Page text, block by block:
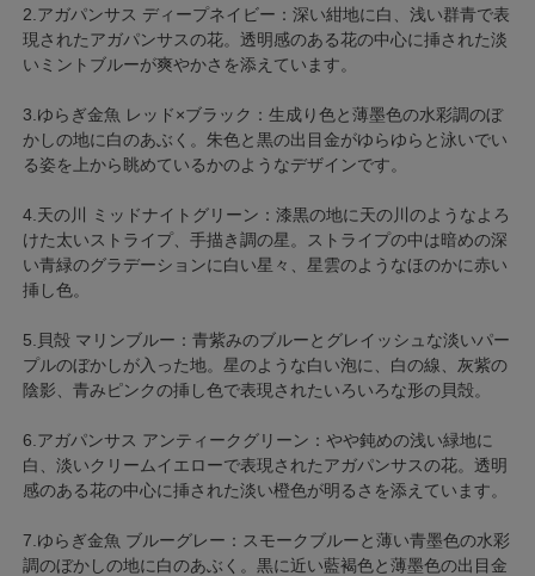
2.アガパンサス ディープネイビー：深い紺地に白、浅い群青で表
現されたアガパンサスの花。透明感のある花の中心に挿された淡
いミントブルーが爽やかさを添えています。
3.ゆらぎ金魚 レッド×ブラック：生成り色と薄墨色の水彩調のぼ
かしの地に白のあぶく。朱色と黒の出目金がゆらゆらと泳いでい
る姿を上から眺めているかのようなデザインです。
4.天の川 ミッドナイトグリーン：漆黒の地に天の川のようなよろ
けた太いストライプ、手描き調の星。ストライプの中は暗めの深
い青緑のグラデーションに白い星々、星雲のようなほのかに赤い
挿し色。
5.貝殻 マリンブルー：青紫みのブルーとグレイッシュな淡いパー
プルのぼかしが入った地。星のような白い泡に、白の線、灰紫の
陰影、青みピンクの挿し色で表現されたいろいろな形の貝殻。
6.アガパンサス アンティークグリーン：やや鈍めの浅い緑地に
白、淡いクリームイエローで表現されたアガパンサスの花。透明
感のある花の中心に挿された淡い橙色が明るさを添えています。
7.ゆらぎ金魚 ブルーグレー：スモークブルーと薄い青墨色の水彩
調のぼかしの地に白のあぶく。黒に近い藍褐色と薄墨色の出目金